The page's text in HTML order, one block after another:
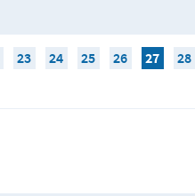
23 24 25 26 27 28